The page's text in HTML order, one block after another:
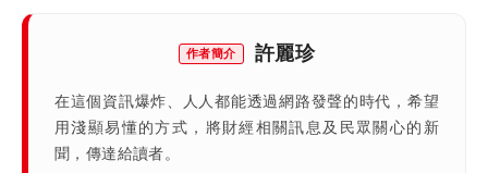
作者簡介 許麗珍
在這個資訊爆炸、人人都能透過網路發聲的時代，希望
用淺顯易懂的方式，將財經相關訊息及民眾關心的新
聞，傳達給讀者。